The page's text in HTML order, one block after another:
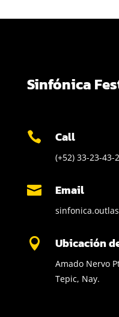
Sinfónica
 Call
(+52) 33-23-43-
 Email
 Ubicación
Amado Nervo
Tepic, Nay.